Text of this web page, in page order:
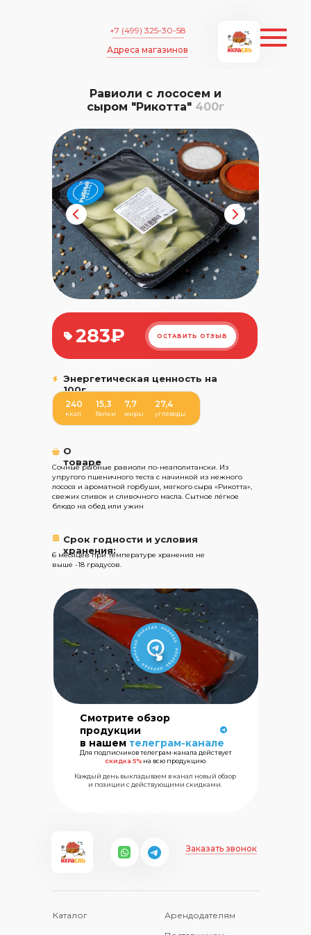
+7 (499) 325-30-58
Адреса магазинов
Равиоли с лососем и
сыром "Рикотта" 400г
Энергетическая ценность на
100г
О
товаре
Срок годности и условия
хранения:
ккал жиры
белки углеводы
240 7,7
15,3 27,4
Сочные рыбные равиоли по-неаполитански. Из
упругого пшеничного теста с начинкой из нежного
лосося и ароматной горбуши, мягкого сыра «Рикотта»,
свежих сливок и сливочного масла. Сытное лёгкое
блюдо на обед или ужин
6 месяцев при температуре хранения не
выше -18 градусов.
Для подписчиков телеграм-канала действует
скидка 5% на всю продукцию.
Каждый день выкладываем в канал новый обзор
и позиции с действующими скидками.
Смотрите обзор
продукции
в нашем телеграм-канале
283₽ ОСТАВИТЬ ОТЗЫВ
Каталог Арендодателям
Сеть магазинов
морских
деликатесов
Заказать звонок